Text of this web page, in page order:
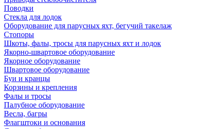
Поводки
Стекла для лодок
Оборудование для парусных яхт, бегучий такелаж
Стопоры
Шкоты, фалы, тросы для парусных яхт и лодок
Якорно-швартовое оборудование
Якорное оборудование
Швартовое оборудование
Буи и кранцы
Корзины и крепления
Фалы и тросы
Палубное оборудование
Весла, багры
Флагштоки и основания